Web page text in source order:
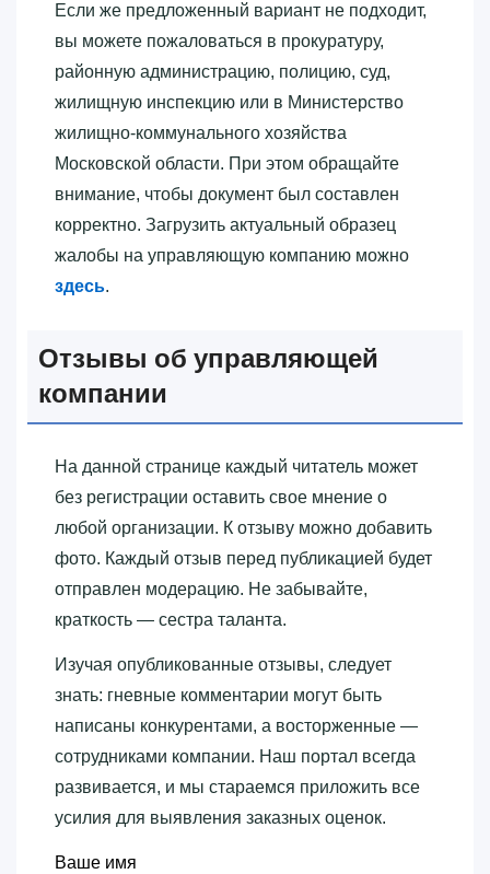
Если же предложенный вариант не подходит,
вы можете пожаловаться в прокуратуру,
районную администрацию, полицию, суд,
жилищную инспекцию или в Министерство
жилищно-коммунального хозяйства
Московской области. При этом обращайте
внимание, чтобы документ был составлен
корректно. Загрузить актуальный образец
жалобы на управляющую компанию можно
здесь.
Отзывы об управляющей
компании
На данной странице каждый читатель может
без регистрации оставить свое мнение о
любой организации. К отзыву можно добавить
фото. Каждый отзыв перед публикацией будет
отправлен модерацию. Не забывайте,
краткость — сестра таланта.
Изучая опубликованные отзывы, следует
знать: гневные комментарии могут быть
написаны конкурентами, а восторженные —
сотрудниками компании. Наш портал всегда
развивается, и мы стараемся приложить все
усилия для выявления заказных оценок.
Ваше имя